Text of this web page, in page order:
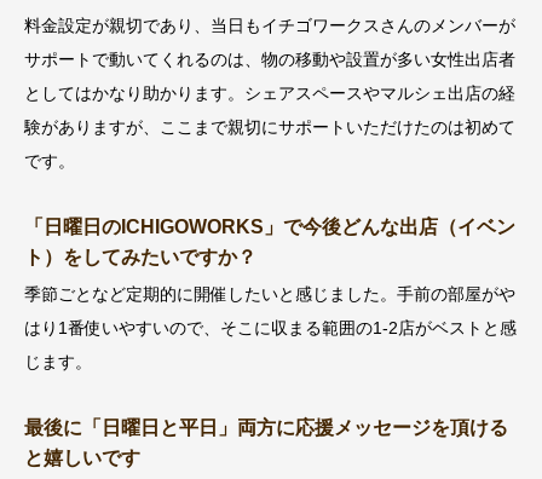
料金設定が親切であり、当日もイチゴワークスさんのメンバーが
サポートで動いてくれるのは、物の移動や設置が多い女性出店者
としてはかなり助かります。シェアスペースやマルシェ出店の経
験がありますが、ここまで親切にサポートいただけたのは初めて
です。
「日曜日のICHIGOWORKS」で今後どんな出店（イベン
ト）をしてみたいですか？
季節ごとなど定期的に開催したいと感じました。手前の部屋がや
はり1番使いやすいので、そこに収まる範囲の1-2店がベストと感
じます。
最後に「日曜日と平日」両方に応援メッセージを頂ける
と嬉しいです